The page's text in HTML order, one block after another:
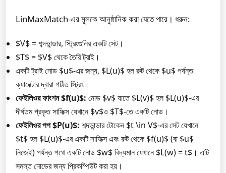
LinMaxMatch-এর মূলকে আনুষ্ঠানিক করা যেতে পারে। ধরুন:
$V$ = শব্দভান্ডার, স্ট্রিংগুলির একটি সেট।
$T$ = $V$ থেকে তৈরি ট্রাই।
একটি ট্রাই নোড $u$-এর জন্য, $L(u)$ হল রুট থেকে $u$ পর্যন্ত
ক্যারেক্টার দ্বারা গঠিত স্ট্রিং।
ফেইলিওর ফাংশন $f(u)$: নোড $v$ যাতে $L(v)$ হল $L(u)$-এর
দীর্ঘতম প্রকৃত সাফিক্স যেখানে $v$ও $T$-তে একটি নোড।
ফেইলিওর পপ $P(u)$: শব্দভান্ডার টোকেন $t \in V$-এর সেট যেখানে
$t$ হল $L(u)$-এর একটি সাফিক্স এবং রুট থেকে $f(u)$ (বা $u$
নিজেই) পর্যন্ত পথে একটি নোড $w$ বিদ্যমান যেখানে $L(w) = t$। এটি
সমস্ত নোডের জন্য প্রিকম্পিউট করা হয়।